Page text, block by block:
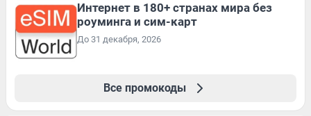
Интернет в 180+ странах мира без
роуминга и сим-карт
До 31 декабря, 2026
Все промокоды